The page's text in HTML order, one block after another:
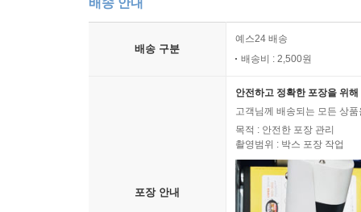
배송 안내
배송 구분
예스24 배송
배송비 : 2,500원
포장 안내
안전하고 정확한 포장을 위
고객님께 배송되는 모든 상
목적 : 안전한 포장 관리
촬영범위 : 박스 포장 작업